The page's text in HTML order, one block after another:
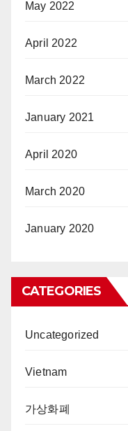
May 2022
April 2022
March 2022
January 2021
April 2020
March 2020
January 2020
CATEGORIES
Uncategorized
Vietnam
가상화폐